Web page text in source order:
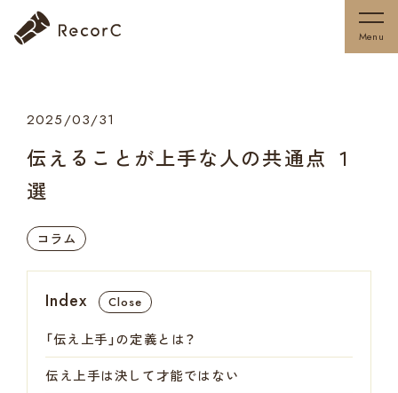
Menu
2025/03/31
伝えることが上手な人の共通点 １
選
コラム
Index Close
「伝え上手」の定義とは？
伝え上手は決して才能ではない